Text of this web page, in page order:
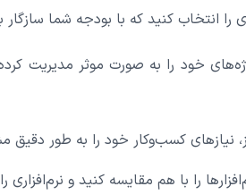
را انتخاب کنید که با بودجه شما
خود را به صورت موثر مدیریت
نیازهای کسب‌وکار خود را به طور
را با هم مقایسه کنید و